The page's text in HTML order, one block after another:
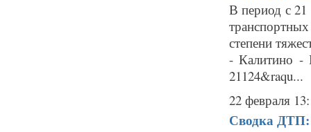
В период с 21
степени
- Калитино -
21124&raqu...
22 февраля
Сводка ДТП: